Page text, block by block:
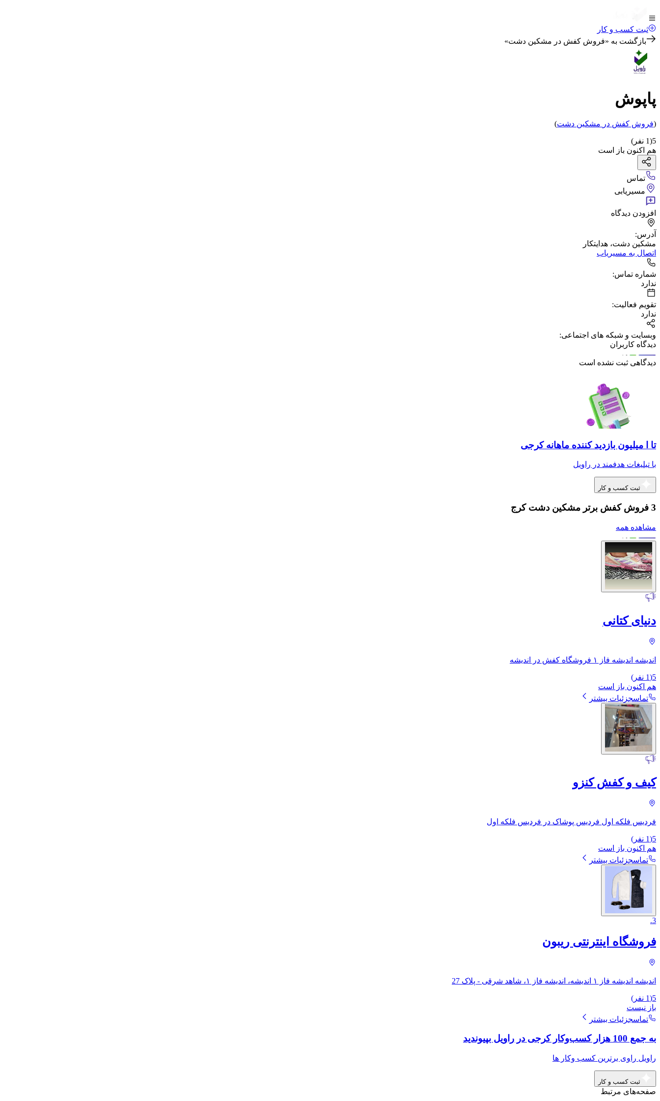
ثبت کسب و کار
بازگشت به «فروش کفش در مشکین دشت»
پاپوش
(فروش کفش در مشکین دشت)
5
(
1 نفر)
هم اکنون باز است
تماس
مسیریابی
افزودن دیدگاه
آدرس:
مشکین دشت، هدایتکار
اتصال به مسیریاب
شماره تماس:
ندارد
تقویم فعالیت:
ندارد
وبسایت و شبکه های اجتماعی:
دیدگاه کاربران
دیدگاهی ثبت نشده است
تا ا میلیون بازدید کننده ماهانه کرجی
با تبلیغات هدفمند در راویل
ثبت کسب و کار
3 فروش کفش برتر مشکین دشت کرج
مشاهده همه
دنیای کتانی
اندیشه اندیشه فاز ۱ فروشگاه کفش در اندیشه
5
(
1 نفر)
هم اکنون باز است
تماسجزئیات بیشتر
کیف و کفش کنزو
فردیس فلکه اول فردیس پوشاک در فردیس فلکه اول
5
(
1 نفر)
هم اکنون باز است
تماسجزئیات بیشتر
3
.
فروشگاه اینترنتی ریبون
اندیشه اندیشه فاز ۱ اندیشه، اندیشه فاز ۱، شاهد شرقی - پلاک 27
5
(
1 نفر)
باز نیست
تماسجزئیات بیشتر
به جمع 100 هزار کسب‌وکار کرجی در راویل بپیوندید
راویل راوی برترین کسب وکار ها
ثبت کسب و کار
صفحه‌های مرتبط